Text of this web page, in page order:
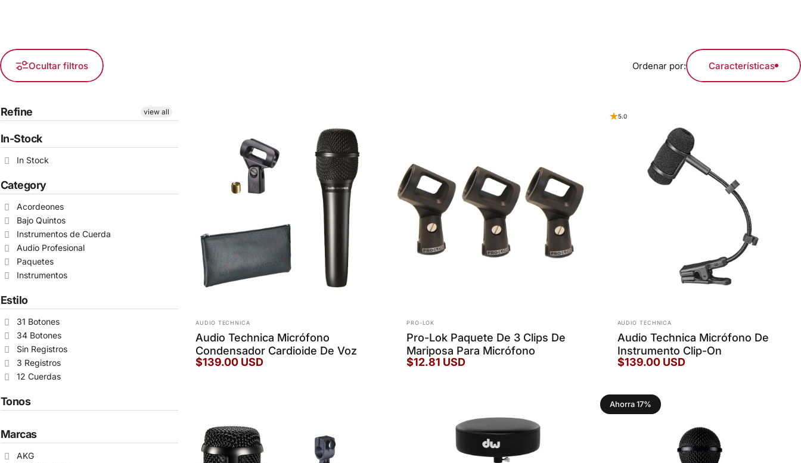
Ocultar filtros Ordenar por: Características
Refine view all
In-Stock
In Stock
Category
Acordeones
Bajo Quintos
Instrumentos de Cuerda
Audio Profesional
Paquetes
Instrumentos
Estilo
31 Botones
34 Botones
Sin Registros
3 Registros
12 Cuerdas
Tonos
Marcas
AKG
Marca:
AUDIO TECHNICA
Audio Technica Micrófono
Condensador Cardioide De Voz
$139.00 USD
Marca:
PRO-LOK
Pro-Lok Paquete De 3 Clips De
Mariposa Para Micrófono
$12.81 USD
5.0
Marca:
AUDIO TECHNICA
Audio Technica Micrófono De
Instrumento Clip-On
$139.00 USD
Ahorra 17%